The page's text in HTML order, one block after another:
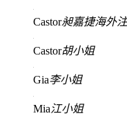
Castor昶嘉捷海外
Castor胡小姐
Gia李小姐
Mia江小姐